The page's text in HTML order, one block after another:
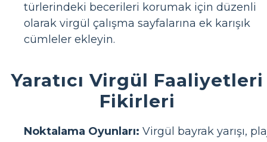
türlerindeki becerileri korumak için düzenli
olarak virgül çalışma sayfalarına ek karışık
cümleler ekleyin.
Yaratıcı Virgül Faaliyetleri
Fikirleri
Noktalama Oyunları: Virgül bayrak yarışı,